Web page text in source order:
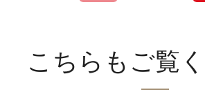
こちらもご覧